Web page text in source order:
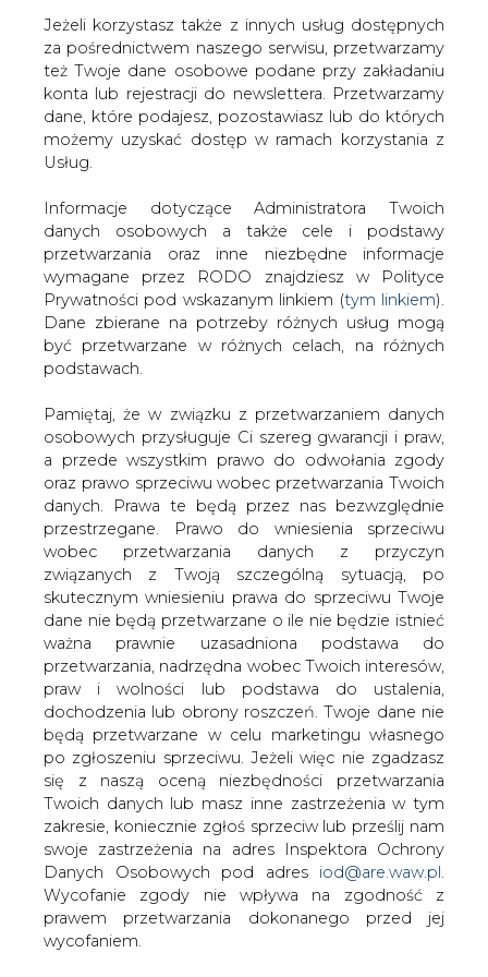
Jeżeli korzystasz także z innych usług dostępnych
za pośrednictwem naszego serwisu, przetwarzamy
też Twoje dane osobowe podane przy zakładaniu
konta lub rejestracji do newslettera. Przetwarzamy
dane, które podajesz, pozostawiasz lub do których
możemy uzyskać dostęp w ramach korzystania z
Usług.
Informacje dotyczące Administratora Twoich
danych osobowych a także cele i podstawy
przetwarzania oraz inne niezbędne informacje
wymagane przez RODO znajdziesz w Polityce
Prywatności pod wskazanym linkiem (tym linkiem).
Dane zbierane na potrzeby różnych usług mogą
być przetwarzane w różnych celach, na różnych
podstawach.
Pamiętaj, że w związku z przetwarzaniem danych
osobowych przysługuje Ci szereg gwarancji i praw,
a przede wszystkim prawo do odwołania zgody
oraz prawo sprzeciwu wobec przetwarzania Twoich
danych. Prawa te będą przez nas bezwzględnie
przestrzegane. Prawo do wniesienia sprzeciwu
wobec przetwarzania danych z przyczyn
związanych z Twoją szczególną sytuacją, po
skutecznym wniesieniu prawa do sprzeciwu Twoje
dane nie będą przetwarzane o ile nie będzie istnieć
ważna prawnie uzasadniona podstawa do
przetwarzania, nadrzędna wobec Twoich interesów,
praw i wolności lub podstawa do ustalenia,
dochodzenia lub obrony roszczeń. Twoje dane nie
będą przetwarzane w celu marketingu własnego
po zgłoszeniu sprzeciwu. Jeżeli więc nie zgadzasz
się z naszą oceną niezbędności przetwarzania
Twoich danych lub masz inne zastrzeżenia w tym
zakresie, koniecznie zgłoś sprzeciw lub prześlij nam
swoje zastrzeżenia na adres Inspektora Ochrony
Danych Osobowych pod adres iod@are.waw.pl
Wycofanie zgody nie wpływa na zgodność z
prawem przetwarzania dokonanego przed jej
wycofaniem.
Strona główna RYNEK GAZU /
Iran po stronie Rosji w
sporze z Turcją
2015-11-30 00:00
skomentuj
udostępnij:
Iran po stronie Rosji w sporze z
Turcją
Jak poinformował BiznesAlert.pl,
Teheran zakomunikował, że nie
zwiększy dostaw gazu dla Turcji, jeśli na
rynku tego kraju pojawią się niedobory
surowca ze względu na poważny
konflikt z Rosją po zestrzeleniu
rosyjskiego samolotu Su-24.
Minister Iranu ds. ropy Bijan Zanganeh powiedział na
konferencji prasowej 28 listopada, że jego rząd jest w
stanie dostarczać do Turcji gaz tylko w ramach
obowiązującej już umowy z tureckim rządem. Zgodnie z
nią strona irańska jest zobowiązana dostarczać do Iranu
do 10 mld m3 gazu rocznie.
Jednak w ub.r. dostawa wyniosła nawet mniej, bo 9 mld
m3. Podobnie może być także w br., ponieważ w Iranie
popyt na gaz na rynku krajowym wzrośnie ze względu na
sezon zimowy zapowiadający się na ostry – zapowiedział